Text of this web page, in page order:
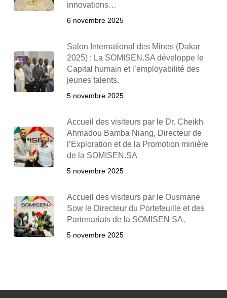
innovations…
6 novembre 2025
Salon International des Mines (Dakar
2025) : La SOMISEN.SA développe le
Capital humain et l’employabilité des
jeunes talents.
5 novembre 2025
Accueil des visiteurs par le Dr. Cheikh
Ahmadou Bamba Niang, Directeur de
l’Exploration et de la Promotion minière
de la SOMISEN.SA
5 novembre 2025
Accueil des visiteurs par le Ousmane
Sow le Directeur du Portefeuille et des
Partenariats de la SOMISEN SA,
5 novembre 2025